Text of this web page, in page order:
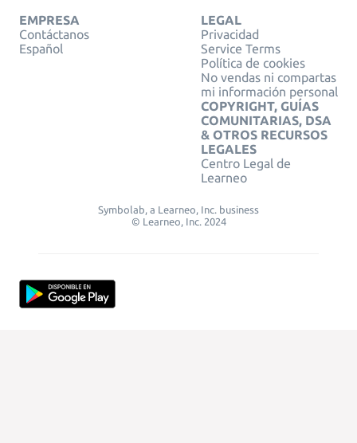
EMPRESA
Contáctanos
Español
LEGAL
Privacidad
Service Terms
Política de cookies
No vendas ni compartas
mi información personal
COPYRIGHT, GUÍAS
COMUNITARIAS, DSA
& OTROS RECURSOS
LEGALES
Centro Legal de
Learneo
Symbolab, a Learneo, Inc. business
© Learneo, Inc. 2024